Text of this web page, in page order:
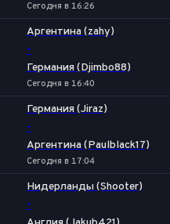
Сегодня в 16:26
Аргентина (zahy)
-
Германия (Djimbo88)
Сегодня в 16:40
Германия (Jiraz)
-
Аргентина (Paulblack17)
Сегодня в 17:04
Нидерланды (Shooter)
-